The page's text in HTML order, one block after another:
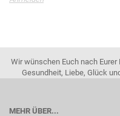
Wir wünschen Euch nach
Gesundheit, Liebe, Glück
MEHR ÜBER...